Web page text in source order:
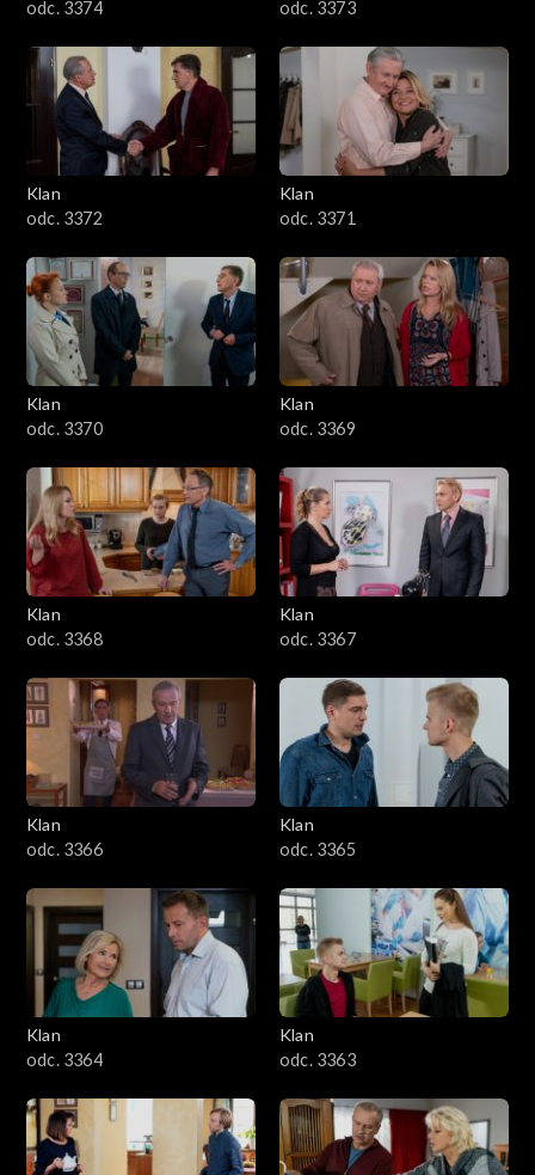
odc. 3374 odc. 3373
Klan
odc. 3372
Klan
odc. 3371
Klan
odc. 3370
Klan
odc. 3369
Klan
odc. 3368
Klan
odc. 3367
Klan
odc. 3366
Klan
odc. 3365
Klan
odc. 3364
Klan
odc. 3363